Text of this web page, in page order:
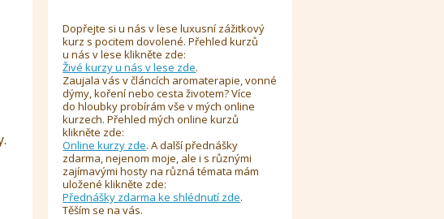
Dopřejte si u nás v lese luxusní zážitkový
kurz s pocitem dovolené. Přehled kurzů
u nás v lese klikněte zde:
Živé kurzy u nás v lese zde.
Zaujala vás v článcích aromaterapie, vonné
dýmy, koření nebo cesta životem? Více
do hloubky probírám vše v mých online
kurzech. Přehled mých online kurzů
klikněte zde:
Online kurzy zde. A další přednášky
zdarma, nejenom moje, ale i s různými
zajímavými hosty na různá témata mám
uložené klikněte zde:
Přednášky zdarma ke shlédnutí zde.
Těším se na vás.